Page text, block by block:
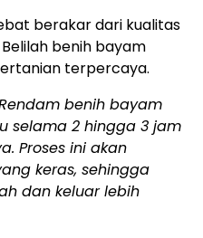
berakar dari kualitas
benih bayam
terpercaya.
benih bayam
selama 2 hingga 3 jam
Proses ini akan
keras, sehingga
dan keluar lebih